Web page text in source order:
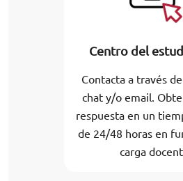
Centro del
Contacta a través
chat y/o email.
respuesta en un
de 24/48 horas en
carga